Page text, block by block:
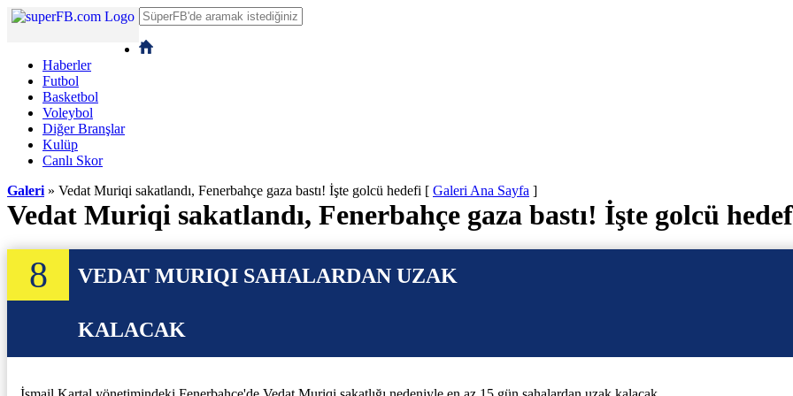
Haberler
Futbol
Basketbol
Voleybol
Diğer Branşlar
Kulüp
Canlı Skor
Galeri » Vedat Muriqi sakatlandı, Fenerbahçe gaza bastı! İşte golcü hedefi [ Galeri Ana Sayfa ]
Vedat Muriqi sakatlandı, Fenerbahçe gaza bastı! İşte golcü
8 VEDAT MURIQI SAHALARDAN UZAK
KALACAK